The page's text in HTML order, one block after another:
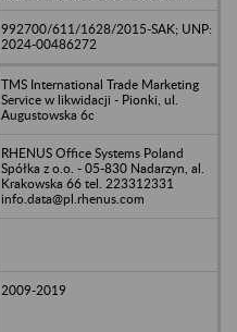
992700/611/1628/2015-SAK; UNP:
2024-00486272
TMS International Trade Marketing
Service w likwidacji - Pionki, ul.
Augustowska 6c
RHENUS Office Systems Poland
Spółka z o.o. - 05-830 Nadarzyn, al.
Krakowska 66 tel. 223312331
info.data@pl.rhenus.com
2009-2019